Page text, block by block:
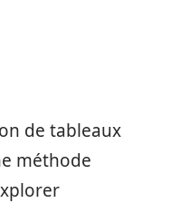
de tableaux
méthode